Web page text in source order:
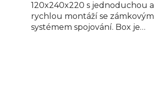
120x240x220 s jednoduchou a
rychlou montáží se zámkovým
systémem spojování. Box je